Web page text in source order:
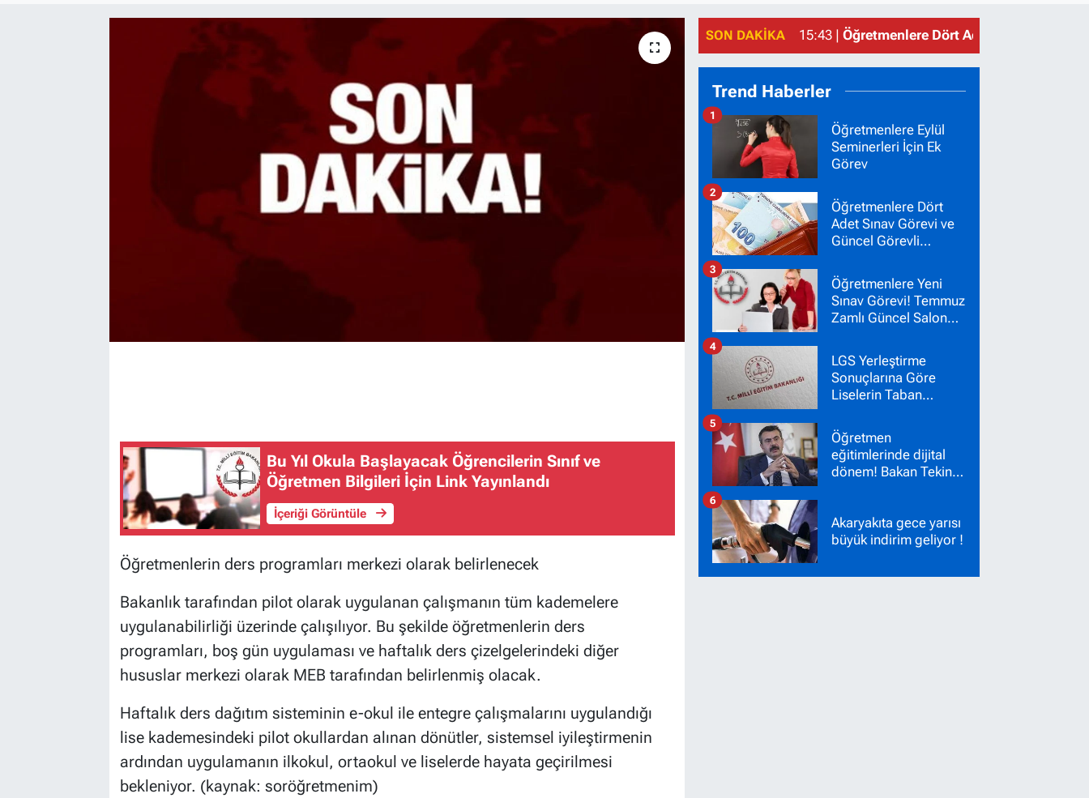
Bu Yıl Okula Başlayacak Öğrencilerin Sınıf ve
Öğretmen Bilgileri İçin Link Yayınlandı
İçeriği Görüntüle
Öğretmenlerin ders programları merkezi olarak belirlenecek
Bakanlık tarafından pilot olarak uygulanan çalışmanın tüm kademelere
uygulanabilirliği üzerinde çalışılıyor. Bu şekilde öğretmenlerin ders
programları, boş gün uygulaması ve haftalık ders çizelgelerindeki diğer
hususlar merkezi olarak MEB tarafından belirlenmiş olacak.
Haftalık ders dağıtım sisteminin e-okul ile entegre çalışmalarını uygulandığı
lise kademesindeki pilot okullardan alınan dönütler, sistemsel iyileştirmenin
ardından uygulamanın ilkokul, ortaokul ve liselerde hayata geçirilmesi
bekleniyor. (kaynak: soröğretmenim)
SON DAKIKA 15:43 | Öğretmenlere Dört Adet Sınav Görevi
Trend Haberler
Öğretmenlere Eylül
Seminerleri İçin Ek
Görev
1
Öğretmenlere Dört
Adet Sınav Görevi ve
Güncel Görevli
2
Öğretmenlere Yeni
Sınav Görevi! Temmuz
Zamlı Güncel Salon
Ücretleri
3
LGS Yerleştirme
Sonuçlarına Göre
Liselerin Taban
Nakil Başvuruları
Başladı!
4
Öğretmen
eğitimlerinde dijital
dönem! Bakan Tekin
5
Akaryakıta gece yarısı
büyük indirim geliyor !
6